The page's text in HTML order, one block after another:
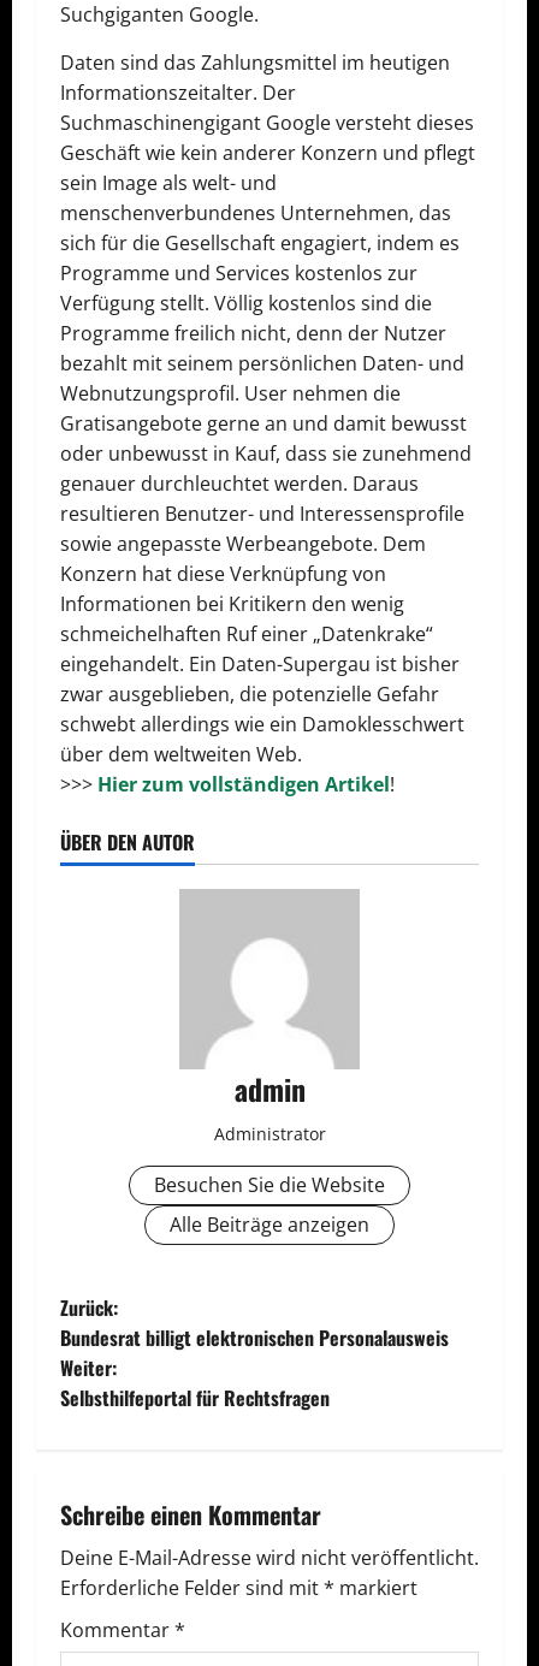
Suchgiganten Google.
Daten sind das Zahlungsmittel im heutigen
Informationszeitalter. Der
Suchmaschinengigant Google versteht dieses
Geschäft wie kein anderer Konzern und pflegt
sein Image als welt- und
menschenverbundenes Unternehmen, das
sich für die Gesellschaft engagiert, indem es
Programme und Services kostenlos zur
Verfügung stellt. Völlig kostenlos sind die
Programme freilich nicht, denn der Nutzer
bezahlt mit seinem persönlichen Daten- und
Webnutzungsprofil. User nehmen die
Gratisangebote gerne an und damit bewusst
oder unbewusst in Kauf, dass sie zunehmend
genauer durchleuchtet werden. Daraus
resultieren Benutzer- und Interessensprofile
sowie angepasste Werbeangebote. Dem
Konzern hat diese Verknüpfung von
Informationen bei Kritikern den wenig
schmeichelhaften Ruf einer „Datenkrake“
eingehandelt. Ein Daten-Supergau ist bisher
zwar ausgeblieben, die potenzielle Gefahr
schwebt allerdings wie ein Damoklesschwert
über dem weltweiten Web.
>>> Hier zum vollständigen Artikel!
ÜBER DEN AUTOR
admin
Administrator
Besuchen Sie die Website
Alle Beiträge anzeigen
B
e
i
r
a
g
Zurück:
Bundesrat billigt elektronischen Personalausweis
Weiter:
Selbsthilfeportal für Rechtsfragen
Schreibe einen Kommentar
Deine E-Mail-Adresse wird nicht veröffentlicht.
Erforderliche Felder sind mit* markiert
Kommentar*